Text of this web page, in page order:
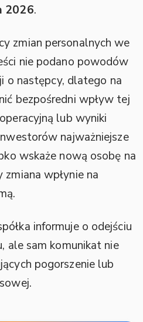
2026.
zmian personalnych we
nie podano powodów
o następcy, dlatego na
bezpośredni wpływ tej
lub wyniki
najważniejsze
wskaże nową osobę na
wpłynie na
informuje o odejściu
ale sam komunikat nie
pogorszenie lub